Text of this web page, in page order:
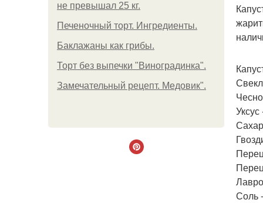
не превышал 25 кг.
Печеночный торт. Ингредиенты.
Баклажаны как грибы.
Торт без выпечки "Виноградинка".
Замечательный рецепт. Медовик".
Соль